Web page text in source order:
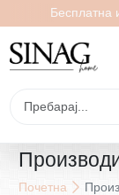
Бесплатна
Почетна